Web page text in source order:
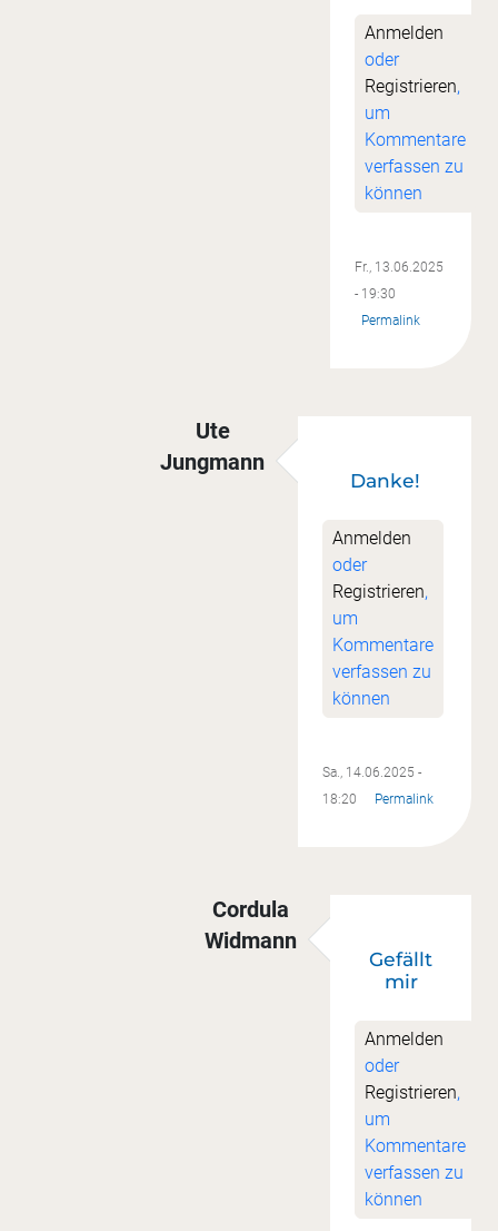
Anmelden
oder
Registrieren,
um
Kommentare
verfassen zu
können
Fr., 13.06.2025
- 19:30
Permalink
Ute
Jungmann
Sew alongvonCordula
Danke!
Anmelden
oder
Registrieren,
um
Kommentare
verfassen zu
können
Sa., 14.06.2025 -
18:20
Permalink
Cordula
Widmann
Danke!vonUte
Gefällt
mir
Anmelden
oder
Registrieren,
um
Kommentare
verfassen zu
können